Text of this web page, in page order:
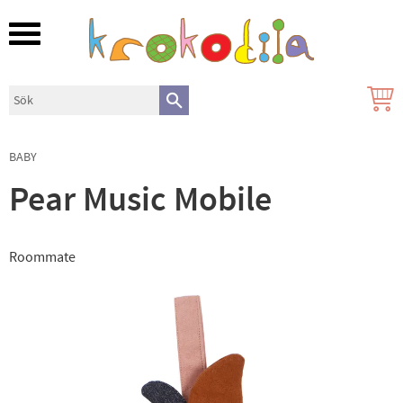
Meny
BABY
Pear Music Mobile
Roommate